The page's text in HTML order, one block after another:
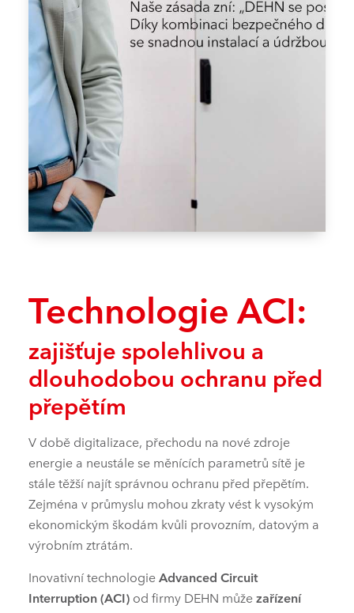
Technologie ACI:
zajišťuje spolehlivou a
dlouhodobou ochranu před
přepětím
V době digitalizace, přechodu na nové zdroje
energie a neustále se měnících parametrů sítě je
stále těžší najít správnou ochranu před přepětím.
Zejména v průmyslu mohou zkraty vést k vysokým
ekonomickým škodám kvůli provozním, datovým a
výrobním ztrátám.
Inovativní technologieAdvanced Circuit
Interruption (ACI)od firmy DEHN můžezařízení